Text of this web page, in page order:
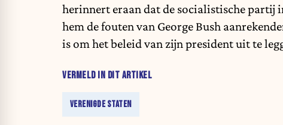
herinnert eraan dat de socialistische partij
hem de fouten van George Bush
is om het beleid van zijn president uit te
VERMELD IN DIT ARTIKEL
VERENIGDE STATEN